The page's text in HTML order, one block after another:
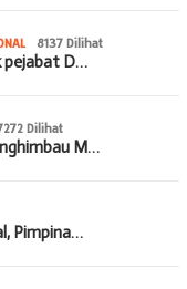
8137 Dilihat
pejabat D…
Dilihat
M…
Pimpina…